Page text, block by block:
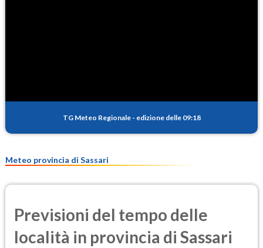
PM25
TG Meteo Regionale - edizione delle 09:18
Meteo provincia di Sassari
Previsioni del tempo delle
località in provincia di Sassari